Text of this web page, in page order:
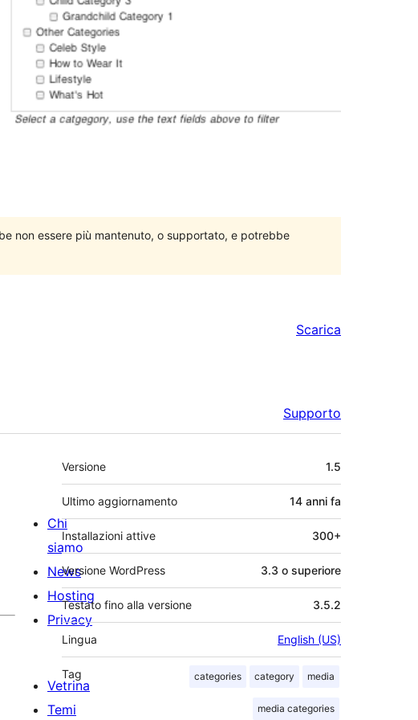
non essere più mantenuto, o supportato, e potrebbe
Scarica
Supporto
Meta
Versione 1.5
Ultimo aggiornamento 14 anni fa
Installazioni attive 300+
Versione WordPress 3.3 o superiore
Testato fino alla versione 3.5.2
Lingua English (US)
Tag categories category media
media categories
Chi
siamo
News
Hosting
Privacy
Vetrina
Temi